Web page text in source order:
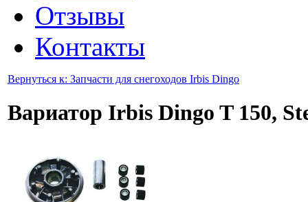
Отзывы
Контакты
Вернуться к: Запчасти для снегоходов Irbis Dingo
Вариатор Irbis Dingo T 150,